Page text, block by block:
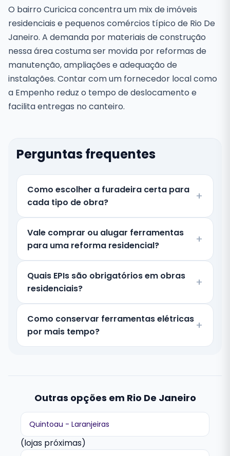
O bairro Curicica concentra um mix de imóveis
residenciais e pequenos comércios típico de Rio De
Janeiro. A demanda por materiais de construção
nessa área costuma ser movida por reformas de
manutenção, ampliações e adequação de
instalações. Contar com um fornecedor local como
a Empenho reduz o tempo de deslocamento e
facilita entregas no canteiro.
Perguntas frequentes
Como escolher a furadeira certa para
cada tipo de obra?
Vale comprar ou alugar ferramentas
para uma reforma residencial?
Quais EPIs são obrigatórios em obras
residenciais?
Como conservar ferramentas elétricas
por mais tempo?
Outras opções em Rio De Janeiro
Quintoau - Laranjeiras
(lojas próximas)